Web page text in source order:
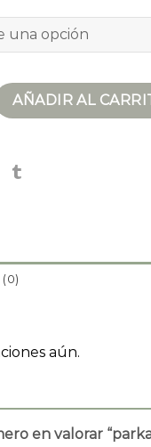
cantidad
AÑADIR AL
(0)
aún.
en valorar